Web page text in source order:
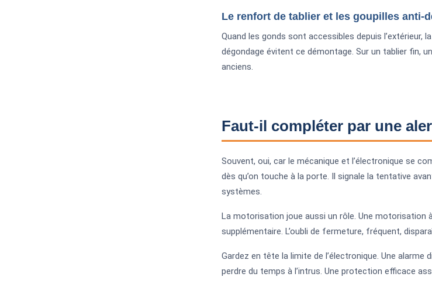
Le renfort de tablier et les goupilles anti-
Quand les gonds sont accessibles depuis
dégondage évitent ce démontage. Sur un tablier fin,
anciens.
Faut-il compléter par une
Souvent, oui, car le mécanique et l’électronique se
dès qu’on touche à la porte. Il signale la tentative
systèmes.
La motorisation joue aussi un rôle. Une motorisation
supplémentaire. L’oubli de fermeture, fréquent,
Gardez en tête la limite de l’électronique. Une
perdre du temps à l’intrus. Une protection efficace